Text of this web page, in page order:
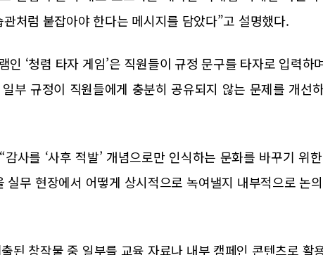
처럼 붙잡아야 한다는 메시지를 담았다”고 설명했다.
인 ‘청렴 타자 게임’은 직원들이 규정 문구를 타자로 입력하
부 규정이 직원들에게 충분히 공유되지 않는 문제를 개선
사를 ‘사후 적발’ 개념으로만 인식하는 문화를 바꾸기 위
실무 현장에서 어떻게 상시적으로 녹여낼지 내부적으로 논
된 창작물 중 일부를 교육 자료나 내부 캠페인 콘텐츠로 활